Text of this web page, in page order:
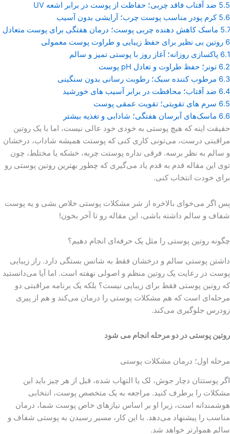
5.5 ضد آفتاب فاقد چربی؛ حفاظت از پوست در برابر اشعه UV
5.6 کرم پودر مناسب پوست چرب؛ آرایشی بدون آسیب
5.7 ماسک کاهش دهنده چربی پوست؛ درمان هفتگی برای پوست متعادل
6 روتین بی‌ نظیر برای حفظ زیبایی و طراوت پوست معمولی
6.1 پاکسازی روزانه؛ آغاز روز با پوستی تمیز و سالم
6.2 تونر؛ حفظ طراوت و تعادل pH پوست
6.3 مرطوب کننده سبک؛ رطوبت رسانی بدون سنگینی
6.4 ضد آفتاب؛ محافظت در برابر آسیب های خورشید
6.5 سرم های تقویتی؛ تقویت عمقی پوست
6.6 ماسک‌های آبرسان هفتگی؛ شادابی و تغذیه بیشتر
حقیقت اینه که هیچ پوستی به خودی خود عالی نیست، اما با یک روتین
مراقبتی درست، می‌تونی کاری کنی که پوستت همیشه شاداب، درخشان
و سالم به نظر برسه. فرقی نداره پوستت چربه، خشکه یا مختلط، چون
توی این مقاله قدم به قدم یاد می‌گیری که چطور بهترین روتین پوستی رو
برای خودت انتخاب کنی.
پس اگر می‌خوای بالاخره از شر مشکلات پوستی خلاص بشی و یه پوست
شفاف و سالم داشته باشی، این مقاله رو تا آخر بخون!
چگونه روتین پوستی را مثل یک حرفه‌ای انجام دهیم؟
داشتن پوستی سالم و درخشان فقط به شانس بستگی دارد. راز زیبایی
پوست در رعایت یک روتین منظم و اصولی نهفته است. اما آیا می‌دانستید
که روتین پوستی فقط برای زیبایی نیست؟ بلکه یک برنامه مراقبتی دو
مرحله‌ای است که هم مشکلات پوستی را درمان می‌کند و هم از پیری
زودرس جلوگیری می‌کند.
روتین پوستی در دو مرحله انجام می شود
مرحله اول؛ درمان مشکلات پوستی
اگر پوستتان دچار جوش، لک یا التهاب شده، قبل از هر چیز باید این
مشکلات را برطرف کنید. مراجعه به یک متخصص پوست، انتخابی
هوشمندانه است، زیرا او بر اساس نیازهای خاص پوست شما، درمان
مناسب را پیشنهاد می‌دهد. با این کار، مسیر رسیدن به پوستی شفاف و
سالم هموارتر خواهد شد.